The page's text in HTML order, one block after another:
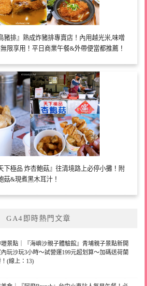
豬排』熟成炸豬排專賣店！內用越光米,味噌
限享用！平日商業午餐&外帶便當都推薦！
下極品 炸杏鮑菇』往清境路上必停小攤！附
菇&現煮黑木耳汁！
GA4即時熱門文章
景點｜『海嶼沙親子體驗館』青埔親子景點新開
玩沙玩3小時～試營運199元超划算～加碼送荷蘭
(線上：13)